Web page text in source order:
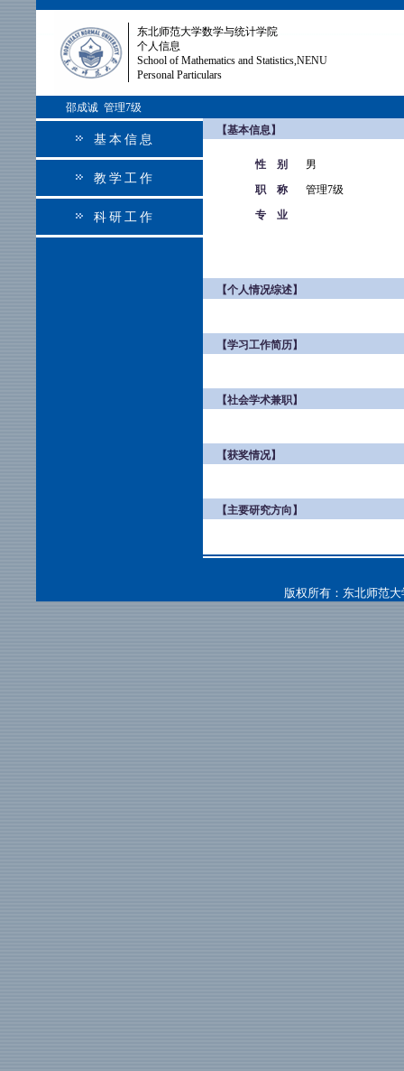
东北师范大学数学与统计学院
个人信息
School of Mathematics and Statistics,NENU
Personal Particulars
邵成诚 管理7级
基本信息
教学工作
科研工作
【基本信息】
性 别
男
职 称
管理7级
专 业
【个人情况综述】
【学习工作简历】
【社会学术兼职】
【获奖情况】
【主要研究方向】
版权所有：东北师范